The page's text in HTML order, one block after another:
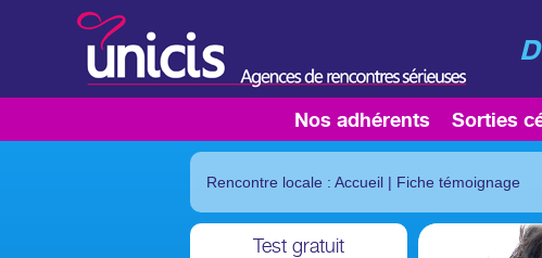
Nos adhérents Sorties
Rencontre locale : Accueil | Fiche témoignage
Test gratuit